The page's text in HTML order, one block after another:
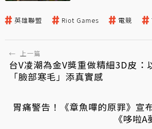
英雄聯盟 Riot Games 電競
← 上一篇
台V凌潮為金V獎重做精細3D皮：
「臉部寒毛」添真實感
胃痛警告！《章魚嗶的原罪》宣
《哆啦